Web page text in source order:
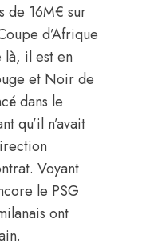
de 16M€ sur
d’Afrique
il est en
et Noir de
dans le
qu’il n’avait
Voyant
le PSG
ont